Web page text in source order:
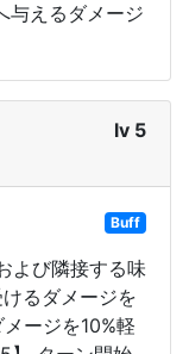
与えるダメージ
lv 5
Buff
よび隣接する味
るダメージを
ージを10%軽